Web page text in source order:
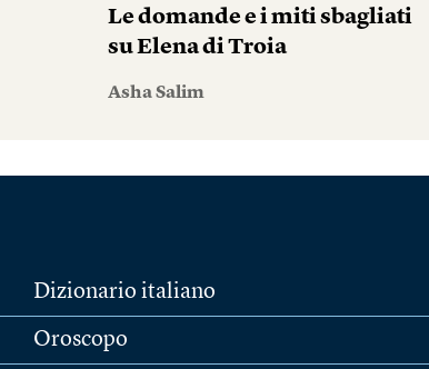
Le domande e i miti sbagliati
su Elena di Troia
Asha Salim
Dizionario italiano
Oroscopo